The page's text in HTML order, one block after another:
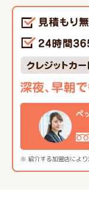
※ 紹介する加盟店により
ペ